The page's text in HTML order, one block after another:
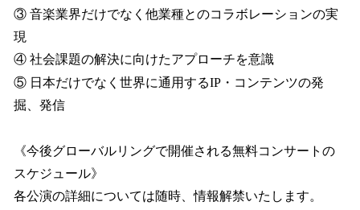
③ 音楽業界だけでなく他業種とのコラボレーションの実
現
④ 社会課題の解決に向けたアプローチを意識
⑤ 日本だけでなく世界に通用するIP・コンテンツの発
掘、発信
《今後グローバルリングで開催される無料コンサートの
スケジュール》
各公演の詳細については随時、情報解禁いたします。